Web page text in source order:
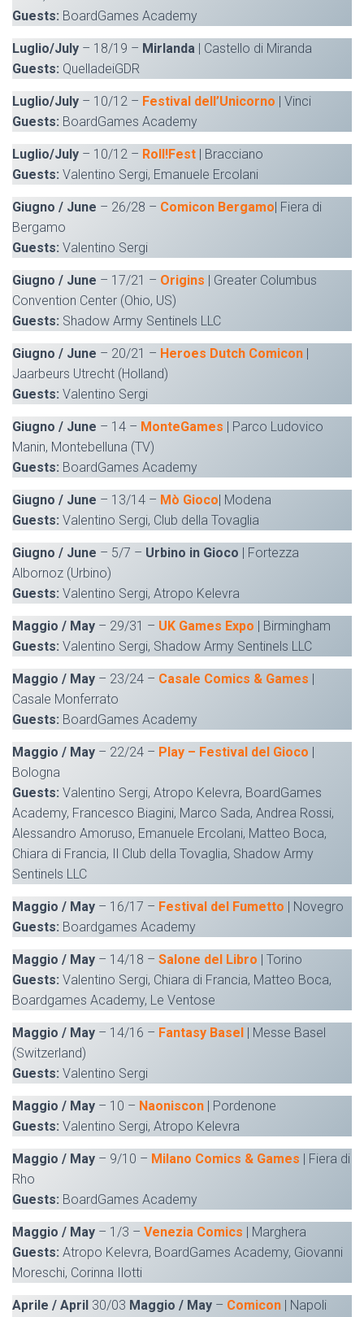
Guests: BoardGames Academy
Luglio/July – 18/19 – Mirlanda | Castello di Miranda
Guests: QuelladeiGDR
Luglio/July – 10/12 – Festival dell’Unicorno | Vinci
Guests: BoardGames Academy
Luglio/July – 10/12 – Roll!Fest | Bracciano
Guests: Valentino Sergi, Emanuele Ercolani
Giugno / June – 26/28 – Comicon Bergamo | Fiera di
Bergamo
Guests: Valentino Sergi
Giugno / June – 17/21 – Origins | Greater Columbus
Convention Center (Ohio, US)
Guests: Shadow Army Sentinels LLC
Giugno / June – 20/21 – Heroes Dutch Comicon
Jaarbeurs Utrecht (Holland)
Guests: Valentino Sergi
Giugno / June – 14 – MonteGames | Parco Ludovico
Manin, Montebelluna (TV)
Guests: BoardGames Academy
Giugno / June – 13/14 – Mò Gioco | Modena
Guests: Valentino Sergi, Club della Tovaglia
Giugno / June – 5/7 – Urbino in Gioco | Fortezza
Albornoz (Urbino)
Guests: Valentino Sergi, Atropo Kelevra
Maggio / May – 29/31 – UK Games Expo
| Birmingham
Guests: Valentino Sergi, Shadow Army Sentinels LLC
Maggio / May – 23/24 – Casale Comics & Games
Casale Monferrato
Guests: BoardGames Academy
Maggio / May – 22/24 – Play – Festival del Gioco
Bologna
Guests: Valentino Sergi, Atropo Kelevra, BoardGames
Academy, Francesco Biagini, Marco Sada, Andrea Rossi,
Alessandro Amoruso, Emanuele Ercolani, Matteo Boca,
Chiara di Francia, Il Club della Tovaglia, Shadow Army
Sentinels LLC
Maggio / May – 16/17 – Festival del Fumetto
| Novegro
Guests: Boardgames Academy
Maggio / May – 14/18 – Salone del Libro
| Torino
Guests: Valentino Sergi, Chiara di Francia, Matteo Boca,
Boardgames Academy, Le Ventose
Maggio / May – 14/16 – Fantasy Basel
| Messe Basel
(Switzerland)
Guests: Valentino Sergi
Maggio / May – 10 – Naoniscon
| Pordenone
Guests: Valentino Sergi, Atropo Kelevra
Maggio / May – 9/10 – Milano Comics & Games | Fiera di
Rho
Guests: BoardGames Academy
Maggio / May – 1/3 – Venezia Comics | Marghera
Guests: Atropo Kelevra, BoardGames Academy, Giovanni
Moreschi, Corinna Ilotti
Aprile / April 30/03 Maggio / May – Comicon | Napoli